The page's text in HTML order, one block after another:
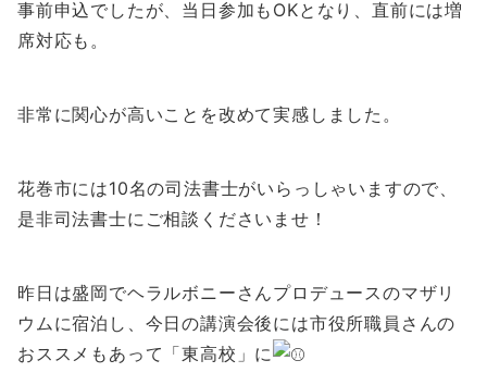
事前申込でしたが、当日参加もOKとなり、直前には増
席対応も。
非常に関心が高いことを改めて実感しました。
花巻市には10名の司法書士がいらっしゃいますので、
是非司法書士にご相談くださいませ！
昨日は盛岡でヘラルボニーさんプロデュースのマザリ
ウムに宿泊し、今日の講演会後には市役所職員さんの
おススメもあって「東高校」に